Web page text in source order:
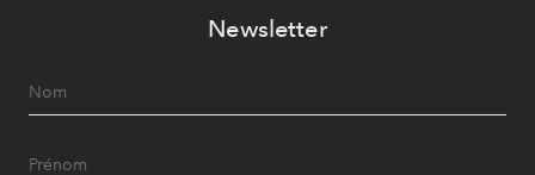
Newsletter